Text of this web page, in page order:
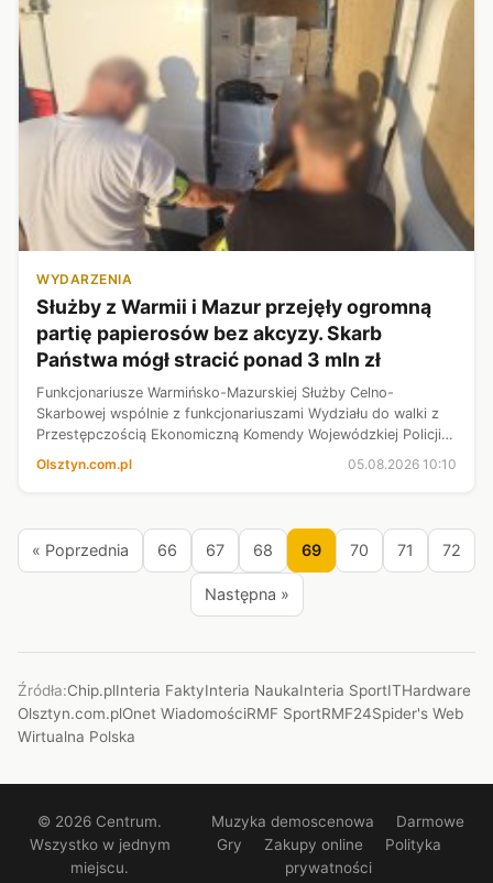
WYDARZENIA
Służby z Warmii i Mazur przejęły ogromną
partię papierosów bez akcyzy. Skarb
Państwa mógł stracić ponad 3 mln zł
Funkcjonariusze Warmińsko-Mazurskiej Służby Celno-
Skarbowej wspólnie z funkcjonariuszami Wydziału do walki z
Przestępczością Ekonomiczną Komendy Wojewódzkiej Policji w
nielegalne przewożenie ...
Olsztyn.com.pl 05.08.2026 10:10
« Poprzednia 66 67 68 69 70 71 72
Następna »
Źródła:Chip.plInteria FaktyInteria NaukaInteria SportITHardware
Olsztyn.com.plOnet WiadomościRMF SportRMF24Spider's Web
Wirtualna Polska
© 2026 Centrum.
Wszystko w jednym
miejscu.
Muzyka demoscenowa
Darmowe
Gry
Zakupy online
Polityka
prywatności